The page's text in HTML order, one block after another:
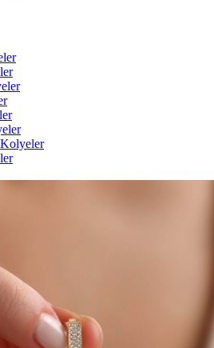
Kolyeler